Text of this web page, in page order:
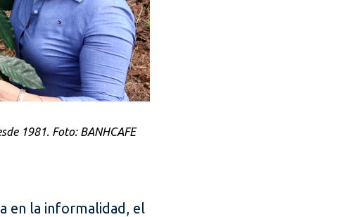
1981. Foto: BANHCAFE
en la informalidad, el